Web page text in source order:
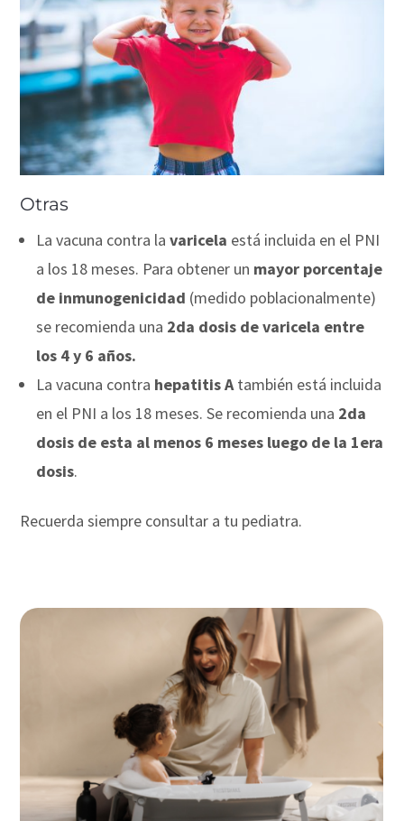
Otras
La vacuna contra lavaricela está incluida en el PNI
a los 18 meses. Para obtener un mayor porcentaje
de inmunogenicidad (medido poblacionalmente)
se recomienda una 2da dosis de varicela entre
los 4 y 6 años.
La vacuna contra hepatitis Atambién está incluida
en el PNI a los 18 meses. Se recomienda una 2da
dosis de esta al menos 6 meses luego de la 1era
dosis.
Recuerda siempre consultar a tu pediatra.